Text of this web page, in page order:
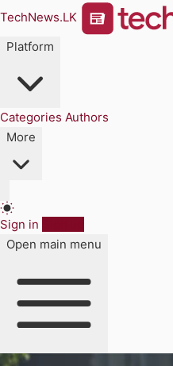
TechNews.LK
Platform
Categories Authors
More
Sign in
Open main menu